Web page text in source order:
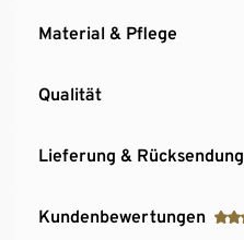
Material & Pflege
Qualität
Lieferung & Rücksendung
Kundenbewertungen